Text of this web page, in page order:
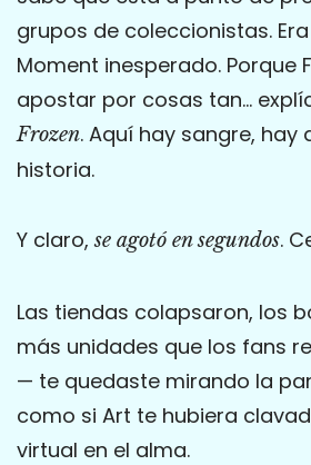
grupos de coleccionistas.
Moment inesperado. Porque
apostar por cosas tan…
Frozen. Aquí hay sangre, hay
historia.
Y claro,se agotó en segundos.
Las tiendas colapsaron, los
más unidades que los fans
— te quedaste mirando la
como si Art te hubiera
virtual en el alma.